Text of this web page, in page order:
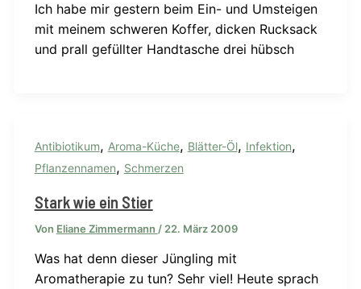
Ich habe mir gestern beim Ein- und Umsteigen
mit meinem schweren Koffer, dicken Rucksack
und prall gefüllter Handtasche drei hübsch
Antibiotikum, Aroma-Küche, Blätter-Öl, Infektion,
Pflanzennamen, Schmerzen
Stark wie ein Stier
Von Eliane Zimmermann / 22. März 2009
Was hat denn dieser Jüngling mit
Aromatherapie zu tun? Sehr viel! Heute sprach